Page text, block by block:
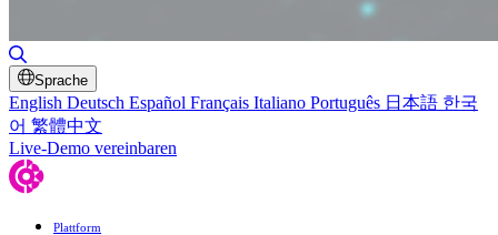
Sprache
English Deutsch Español Français Italiano Português 日本語 한국
어 繁體中文
Live-Demo vereinbaren
Plattform